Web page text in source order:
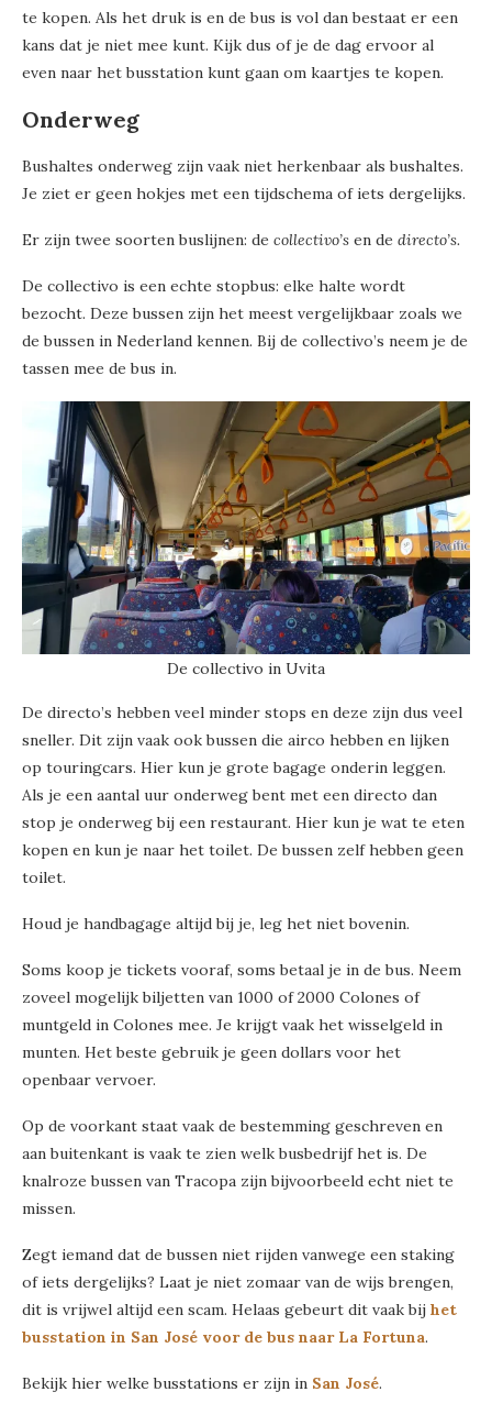
te kopen. Als het druk is en de bus is vol dan bestaat er een
kans dat je niet mee kunt. Kijk dus of je de dag ervoor al
even naar het busstation kunt gaan om kaartjes te kopen.
Onderweg
Bushaltes onderweg zijn vaak niet herkenbaar als bushaltes.
Je ziet er geen hokjes met een tijdschema of iets dergelijks.
Er zijn twee soorten buslijnen: de collectivo’s en de directo’s.
De collectivo is een echte stopbus: elke halte wordt
bezocht. Deze bussen zijn het meest vergelijkbaar zoals we
de bussen in Nederland kennen. Bij de collectivo’s neem je de
tassen mee de bus in.
De collectivo in Uvita
De directo’s hebben veel minder stops en deze zijn dus veel
sneller. Dit zijn vaak ook bussen die airco hebben en lijken
op touringcars. Hier kun je grote bagage onderin leggen.
Als je een aantal uur onderweg bent met een directo dan
stop je onderweg bij een restaurant. Hier kun je wat te eten
kopen en kun je naar het toilet. De bussen zelf hebben geen
toilet.
Houd je handbagage altijd bij je, leg het niet bovenin.
Soms koop je tickets vooraf, soms betaal je in de bus. Neem
zoveel mogelijk biljetten van 1000 of 2000 Colones of
muntgeld in Colones mee. Je krijgt vaak het wisselgeld in
munten. Het beste gebruik je geen dollars voor het
openbaar vervoer.
Op de voorkant staat vaak de bestemming geschreven en
aan buitenkant is vaak te zien welk busbedrijf het is. De
knalroze bussen van Tracopa zijn bijvoorbeeld echt niet te
missen.
Zegt iemand dat de bussen niet rijden vanwege een staking
of iets dergelijks? Laat je niet zomaar van de wijs brengen,
dit is vrijwel altijd een scam. Helaas gebeurt dit vaak bij het
busstation in San José voor de bus naar La Fortuna.
Bekijk hier welke busstations er zijn in San José.